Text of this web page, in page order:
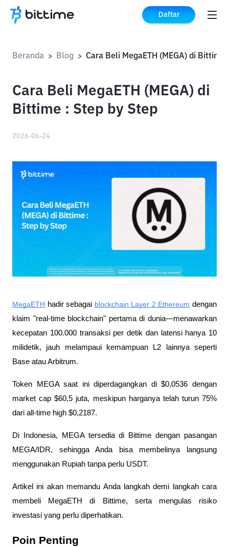
Daftar
Beranda > Blog >
Cara Beli MegaETH (MEGA) di
Bittime : Step by Step
2026-06-24
MegaETH hadir sebagai blockchain Layer 2 Ethereum dengan
klaim "real-time blockchain" pertama di dunia—menawarkan
kecepatan 100.000 transaksi per detik dan latensi hanya 10
milidetik, jauh melampaui kemampuan L2 lainnya seperti
Base atau Arbitrum.
Token MEGA saat ini diperdagangkan di $0,0536 dengan
market cap $60,5 juta, meskipun harganya telah turun 75%
dari all-time high $0,2187.
Di Indonesia, MEGA tersedia di Bittime dengan pasangan
MEGA/IDR, sehingga Anda bisa membelinya langsung
menggunakan Rupiah tanpa perlu USDT.
Artikel ini akan memandu Anda langkah demi langkah cara
membeli MegaETH di Bittime, serta mengulas risiko
investasi yang perlu diperhatikan.
Poin Penting